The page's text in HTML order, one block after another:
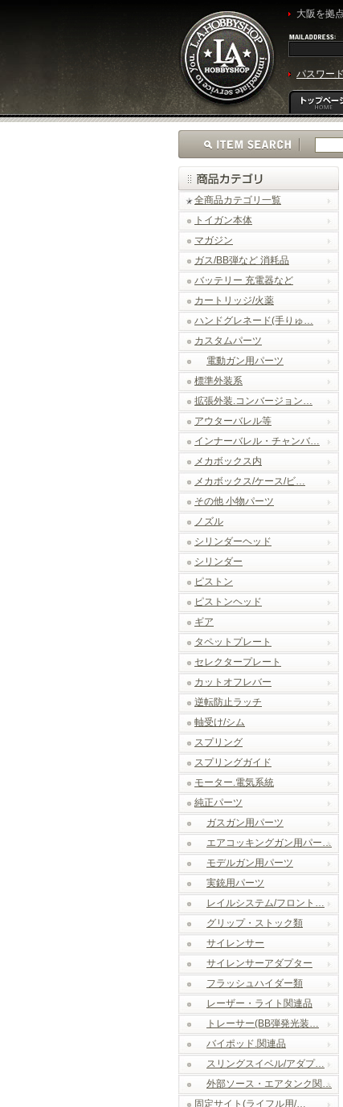
大阪を拠
パスワー
全商品カテゴリ一覧
トイガン本体
マガジン
ガス/BB弾など 消耗品
バッテリー 充電器など
カートリッジ/火薬
ハンドグレネード(手りゅ…
カスタムパーツ
電動ガン用パーツ
標準外装系
拡張外装.コンバージョン…
アウターバレル等
インナーバレル・チャンバ…
メカボックス内
メカボックス/ケース/ビ…
その他 小物パーツ
ノズル
シリンダーヘッド
シリンダー
ピストン
ピストンヘッド
ギア
タペットプレート
セレクタープレート
カットオフレバー
逆転防止ラッチ
軸受け/シム
スプリング
スプリングガイド
モーター.電気系統
純正パーツ
ガスガン用パーツ
エアコッキングガン用パー…
モデルガン用パーツ
実銃用パーツ
レイルシステム/フロント…
グリップ・ストック類
サイレンサー
サイレンサーアダプター
フラッシュハイダー類
レーザー・ライト関連品
トレーサー(BB弾発光装…
バイポッド.関連品
スリングスイベル/アダプ…
外部ソース・エアタンク関…
固定サイト(ライフル用/…